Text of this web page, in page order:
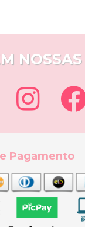
Pagamento